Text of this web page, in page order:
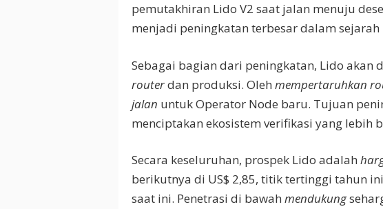
pemutakhiran Lido V2 saat jalan menuju
menjadi peningkatan terbesar dalam sejarah
Sebagai bagian dari peningkatan, Lido akan
routerdan produksi. Oleh mempertaruhkan
jalan untuk Operator Node baru. Tujuan
menciptakan ekosistem verifikasi yang lebih
Secara keseluruhan, prospek Lido adalah
berikutnya di US$ 2,85, titik tertinggi tahun
saat ini. Penetrasi di bawah mendukung